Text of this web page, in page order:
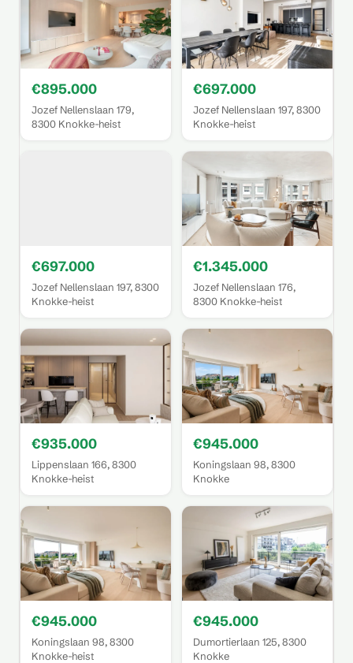
€895.000
Jozef Nellenslaan 179,
8300 Knokke-heist
€697.000
Jozef Nellenslaan 197, 8300
Knokke-heist
€697.000
Jozef Nellenslaan 197, 8300
Knokke-heist
€1.345.000
Jozef Nellenslaan 176,
8300 Knokke-heist
€935.000
Lippenslaan 166, 8300
Knokke-heist
€945.000
Koningslaan 98, 8300
Knokke
€945.000
Koningslaan 98, 8300
Knokke-heist
€945.000
Dumortierlaan 125, 8300
Knokke